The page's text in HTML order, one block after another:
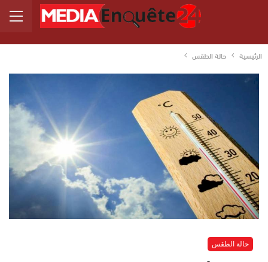
الرئيسية حالة الطقس
حالة الطقس